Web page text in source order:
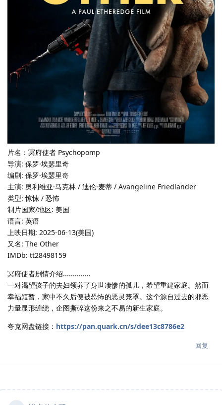
片名：冥府使者 Psychopomp
导演: 保罗·埃瑟里奇
编剧: 保罗·埃瑟里奇
主演: 奥利维亚·马克林 / 迪伦·麦蒂 / Avangeline Friedlander
类型: 惊悚 / 恐怖
制片国家/地区: 美国
语言: 英语
上映日期: 2025-06-13(美国)
又名: The Other
IMDb: tt28498159
冥府使者剧情介绍..............
一对渴望孩子的夫妇领养了身世凄惨的孤儿，希望重建家庭。然而
幸福短暂，家中不久后便被恐怖的恶灵笼罩。这个源自过去的邪恶
力量显形缠绕，企图撕碎这份来之不易的新生家庭。
夸克网盘链接： https://pan.quark.cn/s/dee13c8786e2
回复